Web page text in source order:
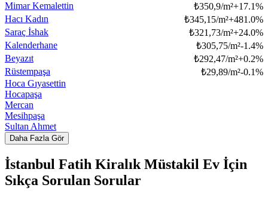
Mimar Kemalettin
₺350,9/m²+17.1%
Hacı Kadın
₺345,15/m²+481.0%
Saraç İshak
₺321,73/m²+24.0%
Kalenderhane
₺305,75/m²-1.4%
Beyazıt
₺292,47/m²+0.2%
Rüstempaşa
₺29,89/m²-0.1%
Hoca Gıyasettin
Hocapaşa
Mercan
Mesihpaşa
Sultan Ahmet
Daha Fazla Gör
İstanbul Fatih Kiralık Müstakil Ev İçin
Sıkça Sorulan Sorular